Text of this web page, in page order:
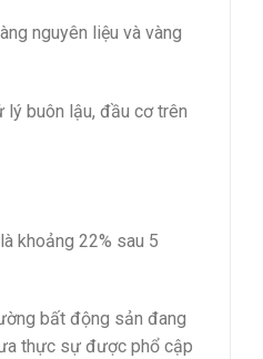
nguyên liệu và vàng
lý buôn lậu, đầu cơ trên
khoảng 22% sau 5
bất động sản đang
thực sự được phổ cập